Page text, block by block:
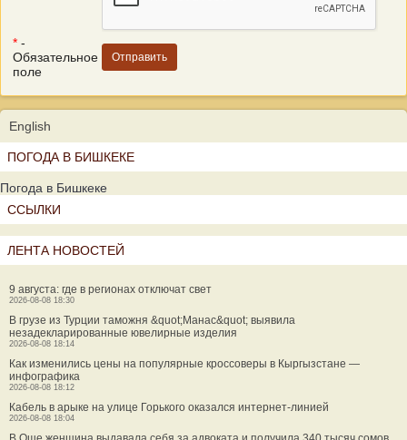
* -
Обязательное
поле
English
ПОГОДА В БИШКЕКЕ
Погода в Бишкеке
ССЫЛКИ
ЛЕНТА НОВОСТЕЙ
9 августа: где в регионах отключат свет
2026-08-08 18:30
В грузе из Турции таможня &quot;Манас&quot; выявила
незадекларированные ювелирные изделия
2026-08-08 18:14
Как изменились цены на популярные кроссоверы в Кыргызстане —
инфографика
2026-08-08 18:12
Кабель в арыке на улице Горького оказался интернет-линией
2026-08-08 18:04